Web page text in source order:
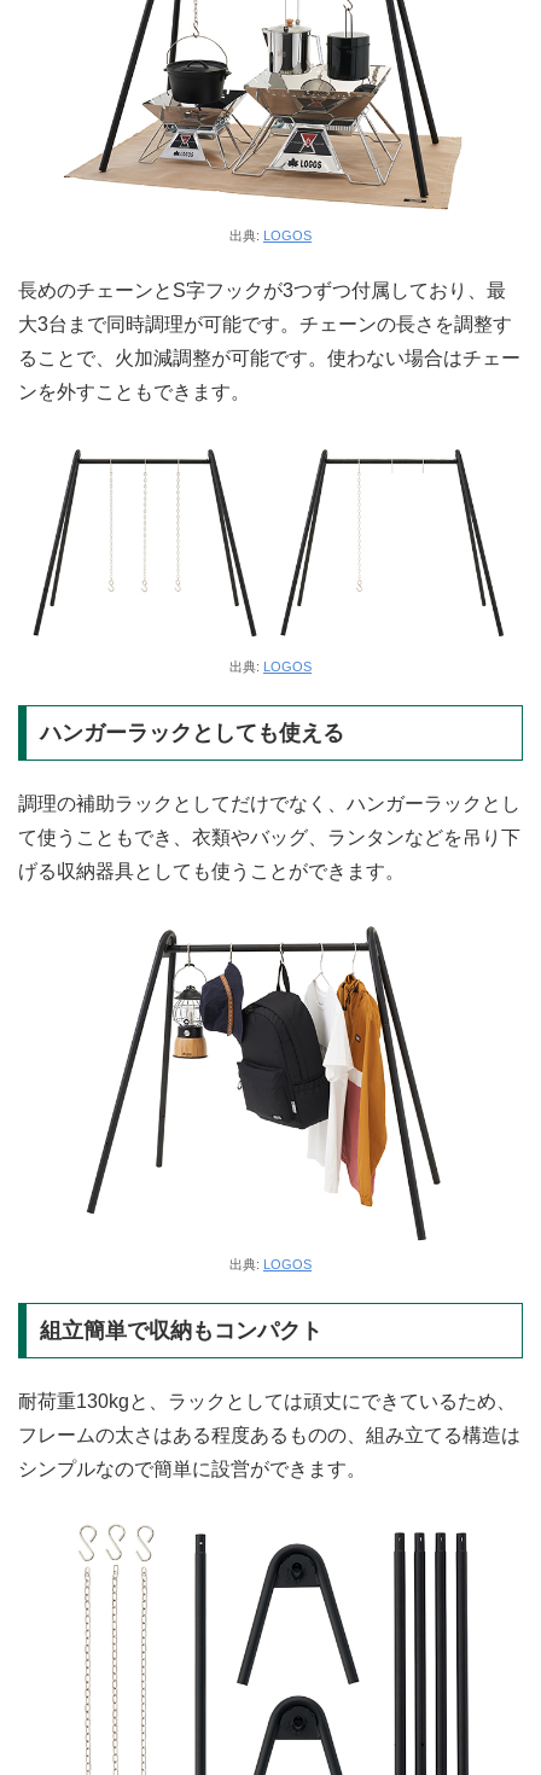
出典: LOGOS
長めのチェーンとS字フックが3つずつ付属しており、最
大3台まで同時調理が可能です。チェーンの長さを調整す
ることで、火加減調整が可能です。使わない場合はチェー
ンを外すこともできます。
出典: LOGOS
ハンガーラックとしても使える
調理の補助ラックとしてだけでなく、ハンガーラックとし
て使うこともでき、衣類やバッグ、ランタンなどを吊り下
げる収納器具としても使うことができます。
出典: LOGOS
組立簡単で収納もコンパクト
耐荷重130kgと、ラックとしては頑丈にできているため、
フレームの太さはある程度あるものの、組み立てる構造は
シンプルなので簡単に設営ができます。